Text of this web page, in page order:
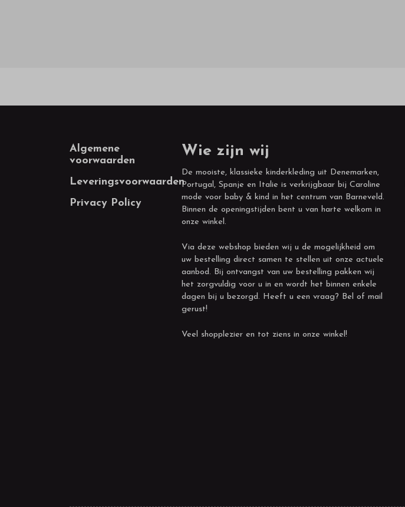
Footer
Algemene
voorwaarden
Leveringsvoorwaarden
Privacy Policy
Wie zijn wij
De mooiste, klassieke kinderkleding uit Denemarken,
Portugal, Spanje en Italie is verkrijgbaar bij Caroline
mode voor baby & kind in het centrum van Barneveld.
Binnen de openingstijden bent u van harte welkom in
onze winkel.
Via deze webshop bieden wij u de mogelijkheid om
uw bestelling direct samen te stellen uit onze actuele
aanbod. Bij ontvangst van uw bestelling pakken wij
het zorgvuldig voor u in en wordt het binnen enkele
dagen bij u bezorgd. Heeft u een vraag? Bel of mail
gerust!
Veel shopplezier en tot ziens in onze winkel!